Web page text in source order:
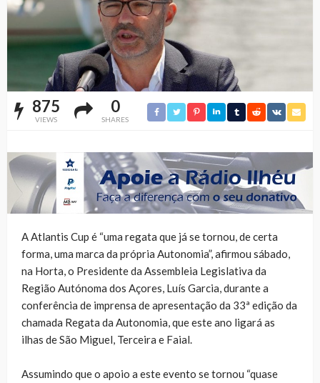
875
VIEWS
0
SHARES
A Atlantis Cup é “uma regata que já se tornou, de certa
forma, uma marca da própria Autonomia”, afirmou sábado,
na Horta, o Presidente da Assembleia Legislativa da
Região Autónoma dos Açores, Luís Garcia, durante a
conferência de imprensa de apresentação da 33ª edição da
chamada Regata da Autonomia, que este ano ligará as
ilhas de São Miguel, Terceira e Faial.
Assumindo que o apoio a este evento se tornou “quase